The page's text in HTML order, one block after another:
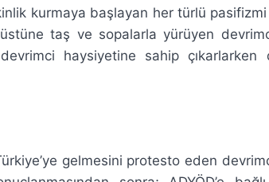
kurmaya başlayan her türlü
taş ve sopalarla yürüyen
haysiyetine sahip
gelmesini protesto eden